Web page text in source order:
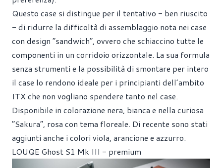
Questo case si distingue per il tentativo - ben riuscito
- di ridurre la difficoltà di assemblaggio nota nei case
con design “sandwich”, ovvero che schiaccino tutte le
componenti in un corridoio orizzontale. La sua formula
senza strumenti e la possibilità di smontare per intero
il case lo rendono ideale per i principianti dell’ambito
ITX che non vogliano spendere tanto nel case.
Disponibile in colorazione nera, bianca e nella curiosa
“Sakura”, rosa con tema floreale. Di recente sono stati
aggiunti anche i colori viola, arancione e azzurro.
LOUQE Ghost S1 Mk III - premium